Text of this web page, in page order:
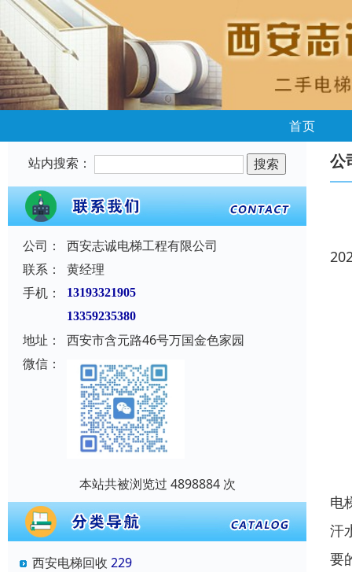
首页
站内搜索：
公司：
西安志诚电梯工程有限公司
联系：
黄经理
手机：
13193321905
13359235380
地址：
西安市含元路46号万国金色家园
微信：
本站共被浏览过 4898884 次
西安电梯回收 229
公
电
汗
要